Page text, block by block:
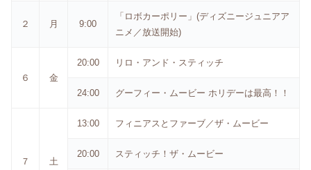
２ 月 9:00
「ロボカーポリー」(ディズニージュニアア
ニメ／放送開始)
６ 金
20:00 リロ・アンド・スティッチ
24:00 グーフィー・ムービー ホリデーは最高！！
７ 土
13:00 フィニアスとファーブ／ザ・ムービー
20:00 スティッチ！ザ・ムービー